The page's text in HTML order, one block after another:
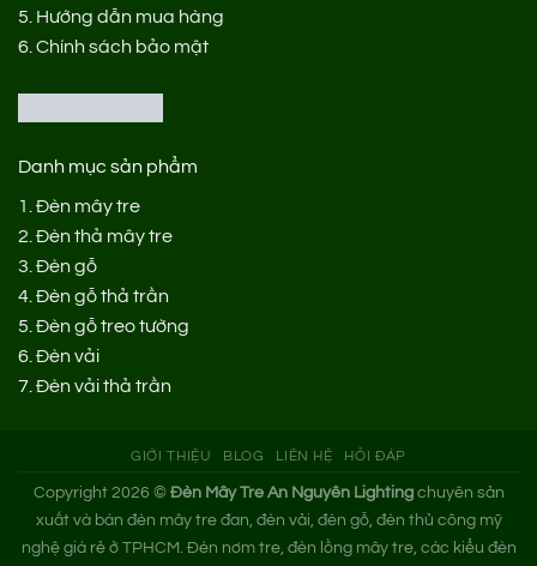
5. Hướng dẫn mua hàng
6. Chính sách bảo mật
Danh mục sản phẩm
1. Đèn mây tre
2. Đèn thả mây tre
3. Đèn gỗ
4. Đèn gỗ thả trần
5. Đèn gỗ treo tường
6. Đèn vải
7. Đèn vải thả trần
GIỚI THIỆU BLOG LIÊN HỆ HỎI ĐÁP
Copyright 2026 © Đèn Mây Tre An Nguyên Lightingchuyên sản
xuất và bán đèn mây tre đan, đèn vải, đèn gỗ, đèn thủ công mỹ
nghệ giá rẻ ở TPHCM. Đèn nơm tre, đèn lồng mây tre, các kiểu đèn